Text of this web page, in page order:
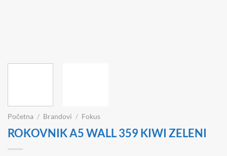
Početna / Brandovi / Fokus
ROKOVNIK A5 WALL 359 KIWI ZELENI